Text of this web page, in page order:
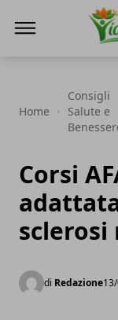
Home
Consigli
Salute e
Corsi
di Redazione